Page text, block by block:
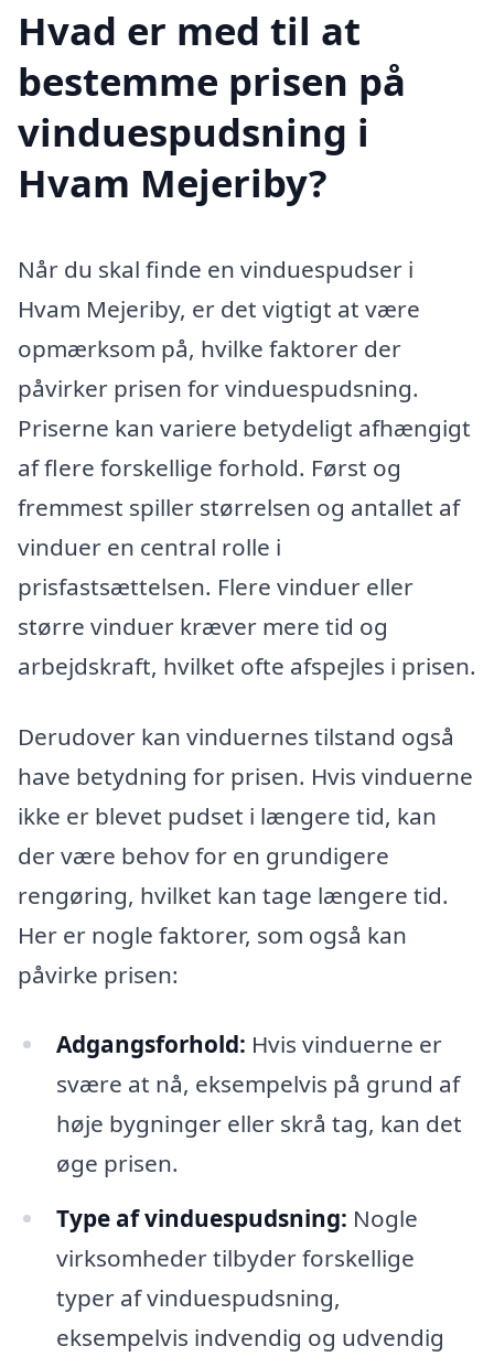
Hvad er med til at
bestemme prisen på
vinduespudsning i
Hvam Mejeriby?
Når du skal finde en vinduespudser i
Hvam Mejeriby, er det vigtigt at være
opmærksom på, hvilke faktorer der
påvirker prisen for vinduespudsning.
Priserne kan variere betydeligt afhængigt
af flere forskellige forhold. Først og
fremmest spiller størrelsen og antallet af
vinduer en central rolle i
prisfastsættelsen. Flere vinduer eller
større vinduer kræver mere tid og
arbejdskraft, hvilket ofte afspejles i prisen.
Derudover kan vinduernes tilstand også
have betydning for prisen. Hvis vinduerne
ikke er blevet pudset i længere tid, kan
der være behov for en grundigere
rengøring, hvilket kan tage længere tid.
Her er nogle faktorer, som også kan
påvirke prisen:
Adgangsforhold: Hvis vinduerne er
svære at nå, eksempelvis på grund af
høje bygninger eller skrå tag, kan det
øge prisen.
Type af vinduespudsning: Nogle
virksomheder tilbyder forskellige
typer af vinduespudsning,
eksempelvis indvendig og udvendig